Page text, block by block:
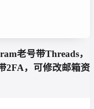
老号带Threads，
2FA，可修改邮箱资